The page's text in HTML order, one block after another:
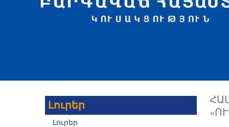
Լուրեր
Լուրեր